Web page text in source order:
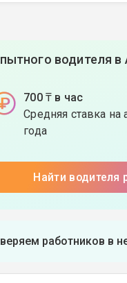
водителя в
700 ₸ в час
Средняя ставка на
года
Найти водителя
работников в